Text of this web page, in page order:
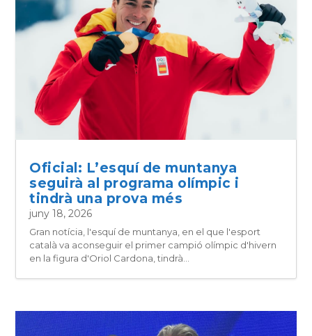
Oficial: L’esquí de muntanya
seguirà al programa olímpic i
tindrà una prova més
juny 18, 2026
Gran notícia, l'esquí de muntanya, en el que l'esport
català va aconseguir el primer campió olímpic d'hivern
en la figura d'Oriol Cardona, tindrà...